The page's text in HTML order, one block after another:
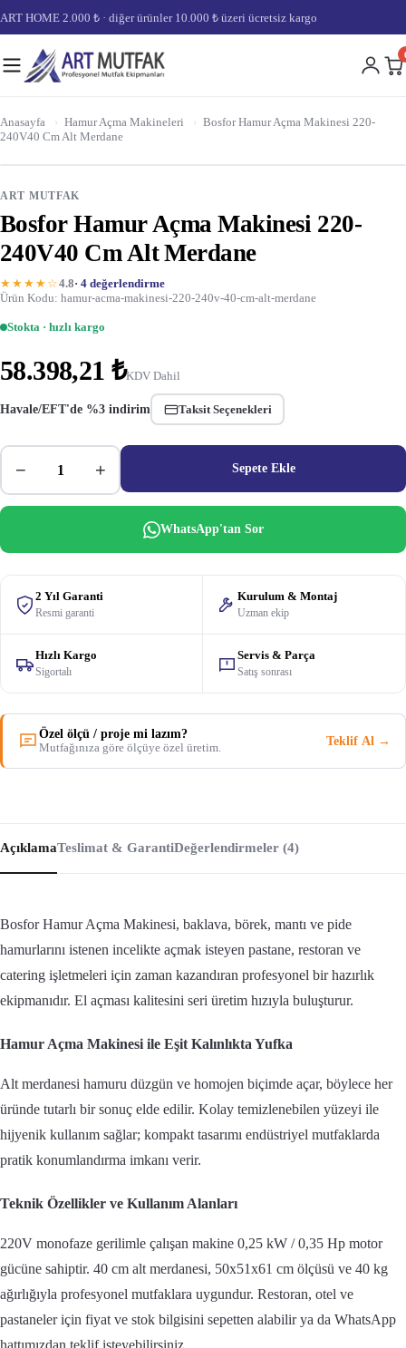
ART HOME 2.000 ₺ · diğer ürünler 10.000 ₺ üzeri ücretsiz kargo
Anasayfa › Hamur Açma Makineleri › Bosfor Hamur Açma Makinesi 220-
240V40 Cm Alt Merdane
ART MUTFAK
Bosfor Hamur Açma Makinesi 220-
240V40 Cm Alt Merdane
★★★★☆4.8· 4 değerlendirme
Ürün Kodu: hamur-acma-makinesi-220-240v-40-cm-alt-merdane
Stokta · hızlı kargo
58.398,21 ₺KDV Dahil
Havale/EFT'de %3 indirim Taksit Seçenekleri
− + Sepete Ekle
WhatsApp'tan Sor
2 Yıl Garanti
Resmi garanti
Kurulum & Montaj
Uzman ekip
Hızlı Kargo
Sigortalı
Servis & Parça
Satış sonrası
Özel ölçü / proje mi lazım?
Mutfağınıza göre ölçüye özel üretim.
Teklif Al →
AçıklamaTeslimat & GarantiDeğerlendirmeler (4)
Bosfor Hamur Açma Makinesi, baklava, börek, mantı ve pide
hamurlarını istenen incelikte açmak isteyen pastane, restoran ve
catering işletmeleri için zaman kazandıran profesyonel bir hazırlık
ekipmanıdır. El açması kalitesini seri üretim hızıyla buluşturur.
Hamur Açma Makinesi ile Eşit Kalınlıkta Yufka
Alt merdanesi hamuru düzgün ve homojen biçimde açar, böylece her
üründe tutarlı bir sonuç elde edilir. Kolay temizlenebilen yüzeyi ile
hijyenik kullanım sağlar; kompakt tasarımı endüstriyel mutfaklarda
pratik konumlandırma imkanı verir.
Teknik Özellikler ve Kullanım Alanları
220V monofaze gerilimle çalışan makine 0,25 kW / 0,35 Hp motor
gücüne sahiptir. 40 cm alt merdanesi, 50x51x61 cm ölçüsü ve 40 kg
ağırlığıyla profesyonel mutfaklara uygundur. Restoran, otel ve
pastaneler için fiyat ve stok bilgisini sepetten alabilir ya da WhatsApp
hattımızdan teklif isteyebilirsiniz.